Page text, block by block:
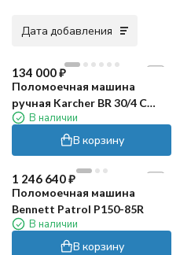
Дата добавления
134 000₽
Поломоечная машина
ручная Karcher BR 30/4 C
RetailВ наличии
В корзину
1 246 640₽
Поломоечная машина
Bennett Patrol P150-85R
В наличии
В корзину